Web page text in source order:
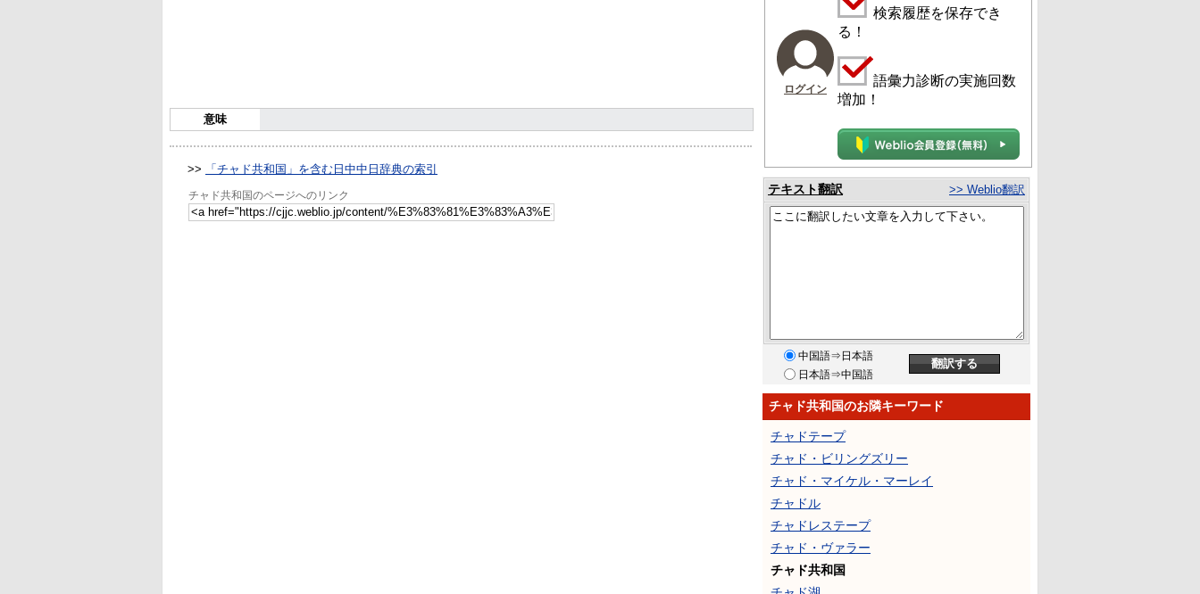
意味
>> 「チャド共和国」を含む日中中日辞典の索引
チャド共和国のページへのリンク
ログイン
検索履歴を保存でき
る！
語彙力診断の実施回数
増加！
テキスト翻訳 >> Weblio翻訳
中国語⇒日本語
日本語⇒中国語
チャド共和国のお隣キーワード
チャドテープ
チャド・ビリングズリー
チャド・マイケル・マーレイ
チャドル
チャドレステープ
チャド・ヴァラー
チャド共和国